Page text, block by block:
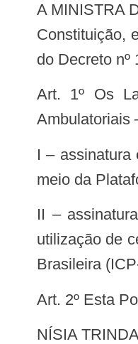
A MINISTRA DE ESTADO DA SAÚDE, no uso das atribuições que lhe conferem os incisos I e II do parágrafo único do art. 87 da
Constituição,
do Decreto nº
Art. 1º Os Laudos de Solicitação de Autorização de Internação Hospitalar – AIH e de Autorização de Procedimentos
Ambulatoriais
I – assinatura eletrônica avançada, de que trata o art. 4º, inciso II, da Lei nº 14.063, de 23 de setembro de 2020, realizada por
meio da
II – assinatura eletrônica qualificada, a que se refere o art. 4º, inciso III, da Lei nº 14.063, de 2020, realizada por meio da
utilização de
Brasileira
Art. 2º Esta
NÍSIA